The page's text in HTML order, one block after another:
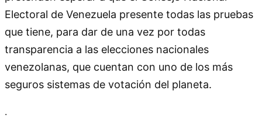
Electoral de Venezuela presente todas las pruebas
que tiene, para dar de una vez por todas
transparencia a las elecciones nacionales
venezolanas, que cuentan con uno de los más
seguros sistemas de votación del planeta.
.